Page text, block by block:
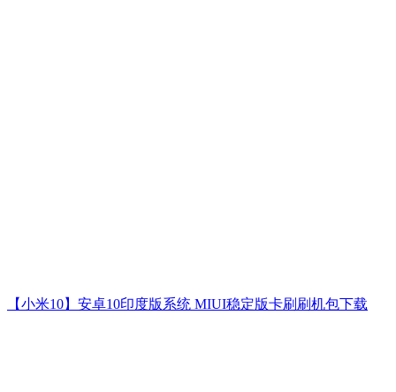
【小米10】安卓10印度版系统 MIUI稳定版卡刷刷机包下载